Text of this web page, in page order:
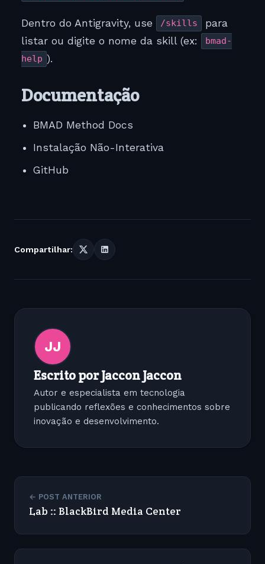
Dentro do Antigravity, use /skills
para
listar ou digite o nome da skill (ex:
bmad-
help ).
Documentação
BMAD Method Docs
Instalação Não-Interativa
GitHub
Compartilhar:
JJ
Escrito por Jaccon Jaccon
Autor e especialista em tecnologia
publicando reflexões e conhecimentos sobre
inovação e desenvolvimento.
← POST ANTERIOR
Lab :: BlackBird Media Center